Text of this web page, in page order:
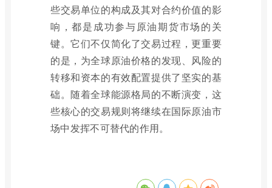
些交易单位的构成及其对合约价值的影
响，都是成功参与原油期货市场的关
键。它们不仅简化了交易过程，更重要
的是，为全球原油价格的发现、风险的
转移和资本的有效配置提供了坚实的基
础。随着全球能源格局的不断演变，这
些核心的交易规则将继续在国际原油市
场中发挥不可替代的作用。